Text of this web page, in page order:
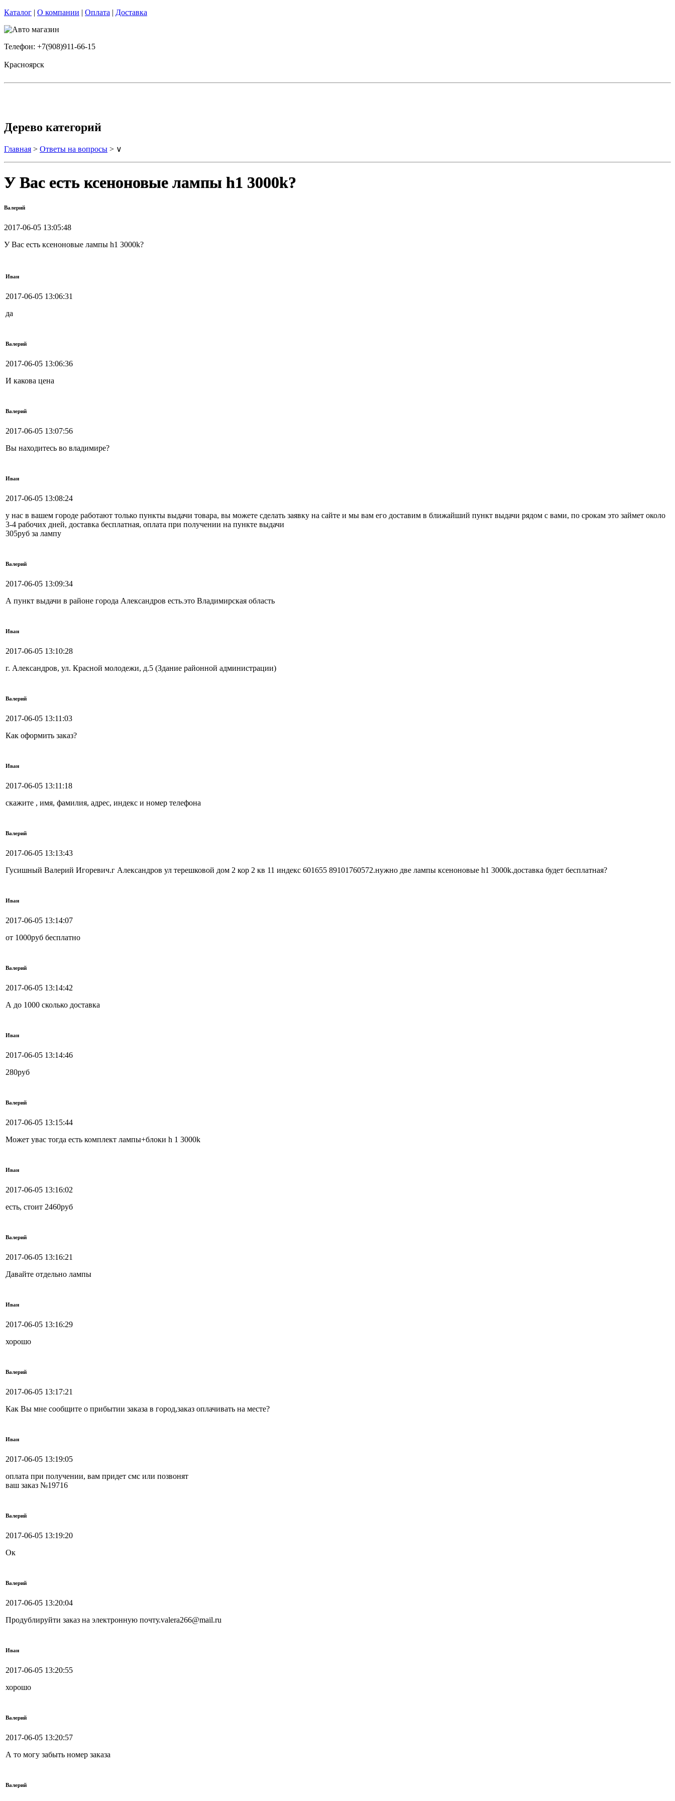
Каталог | О компании | Оплата | Доставка
Телефон: +7(908)911-66-15
Красноярск
Дерево категорий
Главная > Ответы на вопросы > ∨
У Вас есть ксеноновые лампы h1 3000k?
Валерий
2017-06-05 13:05:48
У Вас есть ксеноновые лампы h1 3000k?
Иван
2017-06-05 13:06:31
да
Валерий
2017-06-05 13:06:36
И какова цена
Валерий
2017-06-05 13:07:56
Вы находитесь во владимире?
Иван
2017-06-05 13:08:24
у нас в вашем городе работают только пункты выдачи товара, вы можете сделать заявку на сайте и мы вам его доставим в ближайший пункт выдачи рядом с вами, по срокам это займет около
3-4 рабочих дней, доставка бесплатная, оплата при получении на пункте выдачи
305руб за лампу
Валерий
2017-06-05 13:09:34
А пункт выдачи в районе города Александров есть.это Владимирская область
Иван
2017-06-05 13:10:28
г. Александров, ул. Красной молодежи, д.5 (Здание районной администрации)
Валерий
2017-06-05 13:11:03
Как оформить заказ?
Иван
2017-06-05 13:11:18
скажите , имя, фамилия, адрес, индекс и номер телефона
Валерий
2017-06-05 13:13:43
Гусишный Валерий Игоревич.г Александров ул терешковой дом 2 кор 2 кв 11 индекс 601655 89101760572.нужно две лампы ксеноновые h1 3000k.доставка будет бесплатная?
Иван
2017-06-05 13:14:07
от 1000руб бесплатно
Валерий
2017-06-05 13:14:42
А до 1000 сколько доставка
Иван
2017-06-05 13:14:46
280руб
Валерий
2017-06-05 13:15:44
Может увас тогда есть комплект лампы+блоки h 1 3000k
Иван
2017-06-05 13:16:02
есть, стоит 2460руб
Валерий
2017-06-05 13:16:21
Давайте отдельно лампы
Иван
2017-06-05 13:16:29
хорошо
Валерий
2017-06-05 13:17:21
Как Вы мне сообщите о прибытии заказа в город,заказ оплачивать на месте?
Иван
2017-06-05 13:19:05
оплата при получении, вам придет смс или позвонят
ваш заказ №19716
Валерий
2017-06-05 13:19:20
Ок
Валерий
2017-06-05 13:20:04
Продублируйти заказ на электронную почту.valera266@mail.ru
Иван
2017-06-05 13:20:55
хорошо
Валерий
2017-06-05 13:20:57
А то могу забыть номер заказа
Валерий